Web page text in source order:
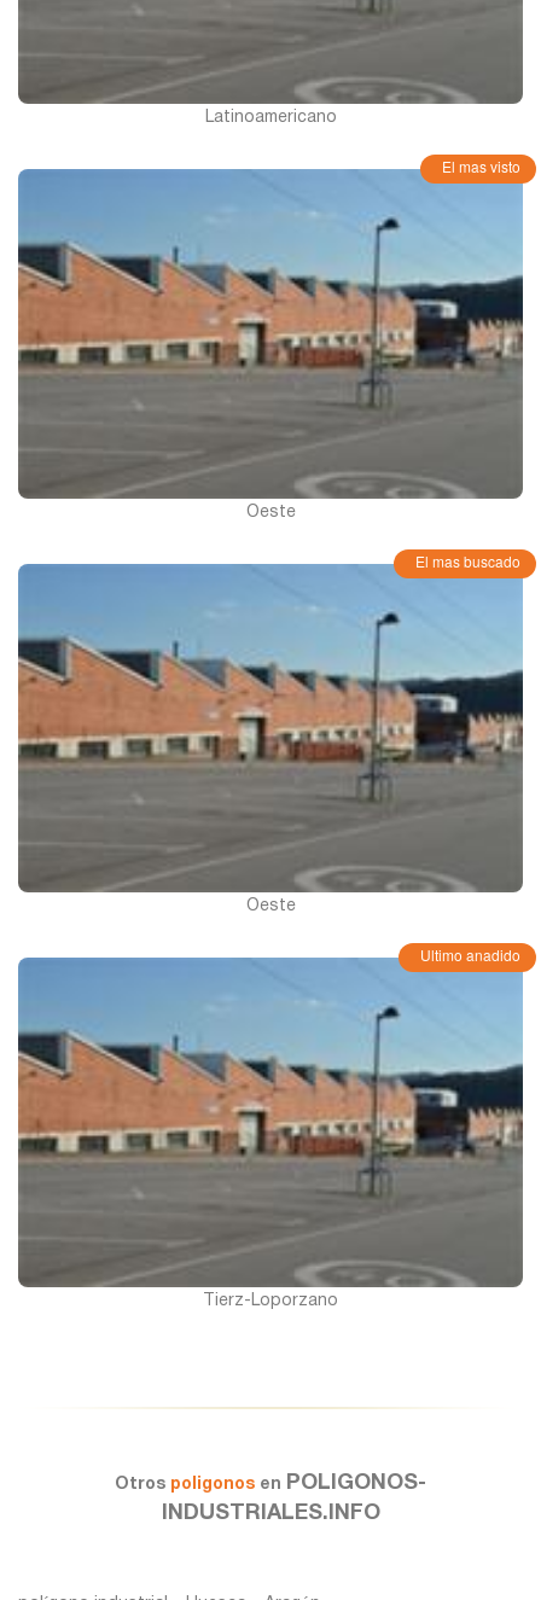
Latinoamericano
El mas visto
Oeste
El mas buscado
Oeste
Ultimo anadido
Tierz-Loporzano
Otros poligonos en
POLIGONOS-
INDUSTRIALES.INFO